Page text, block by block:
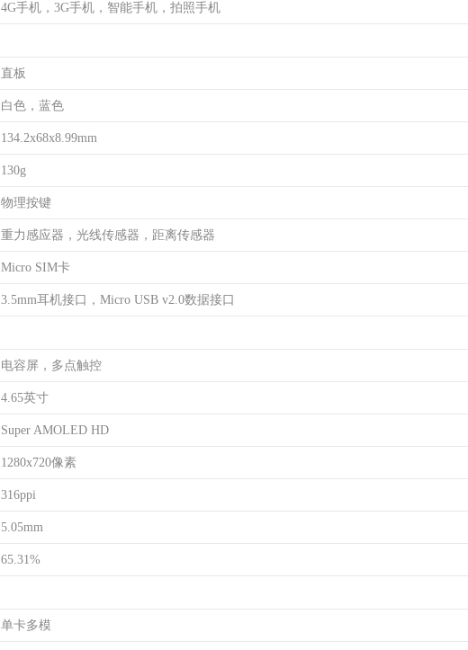
4G手机，3G手机，智能手机，拍照手机
直板
白色，蓝色
134.2x68x8.99mm
130g
物理按键
重力感应器，光线传感器，距离传感器
Micro SIM卡
3.5mm耳机接口，Micro USB v2.0数据接口
电容屏，多点触控
4.65英寸
Super AMOLED HD
1280x720像素
316ppi
5.05mm
65.31%
单卡多模